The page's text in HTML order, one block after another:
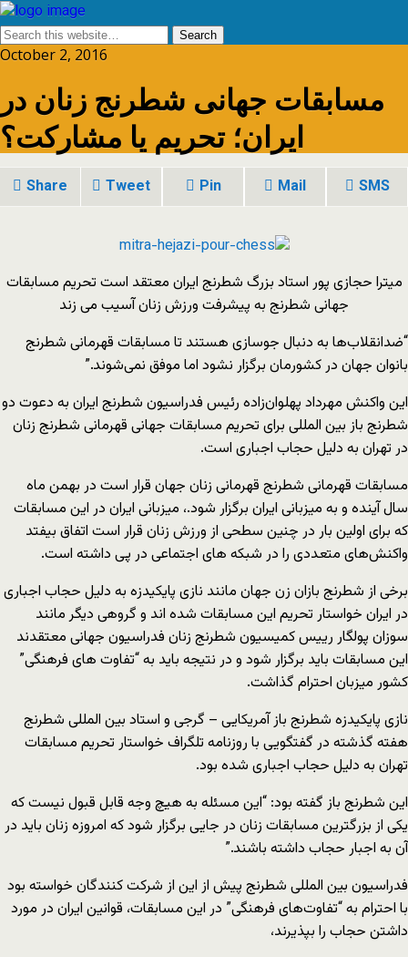
October 2, 2016
مسابقات جهانی شطرنج زنان در
ایران؛ تحریم یا مشارکت؟
Share Tweet Pin Mail SMS
میترا حجازی پور استاد بزرگ شطرنج ایران معتقد است تحریم مسابقات
جهانی شطرنج به پیشرفت ورزش زنان آسیب می زند
“ضدانقلاب‌ها به دنبال جوسازی هستند تا مسابقات قهرمانی شطرنج
بانوان جهان در کشورمان برگزار نشود اما موفق نمی‌شوند.”
این واکنش مهرداد پهلوان‌زاده رئیس فدراسیون شطرنج ایران به دعوت دو
شطرنج باز بین المللی برای تحریم مسابقات جهانی قهرمانی شطرنج زنان
در تهران به دلیل حجاب اجباری است.
مسابقات قهرمانی شطرنج قهرمانی زنان جهان قرار است در بهمن ماه
سال آینده و به میزبانی ایران برگزار شود.، میزبانی ایران در این مسابقات
که برای اولین بار در چنین سطحی از ورزش زنان قرار است اتفاق بیفتد
واکنش‌های متعددی را در شبکه های اجتماعی در پی داشته است.
برخی از شطرنج بازان زن جهان مانند نازی پایکیدزه به دلیل حجاب اجباری
در ایران خواستار تحریم این مسابقات شده اند و گروهی دیگر مانند
سوزان پولگار رییس کمیسیون شطرنج زنان فدراسیون جهانی معتقدند
این مسابقات باید برگزار شود و در نتیجه باید به “تفاوت های فرهنگی”
کشور میزبان احترام گذاشت.
نازی پایکیدزه شطرنج باز آمریکایی – گرجی و استاد بین المللی شطرنج
هفته گذشته در گفتگویی با روزنامه تلگراف خواستار تحریم مسابقات
تهران به دلیل حجاب اجباری شده بود.
این شطرنج باز گفته بود: “این مسئله به هیچ وجه قابل قبول نیست که
یکی از بزرگترین مسابقات زنان در جایی برگزار شود که امروزه زنان باید در
آن به اجبار حجاب داشته باشند.”
فدراسیون بین المللی شطرنج پیش از این از شرکت کنندگان خواسته بود
با احترام به “تفاوت‌های فرهنگی” در این مسابقات، قوانین ایران در مورد
داشتن حجاب را بپذیرند،